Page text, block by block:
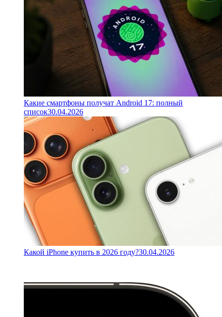
Какие смартфоны получат Android 17: полный
список30.04.2026
Какой iPhone купить в 2026 году?30.04.2026